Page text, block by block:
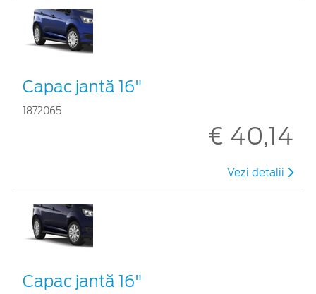
Capac jantă 16"
1872065
€ 40,14
Vezi detalii
Capac jantă 16"